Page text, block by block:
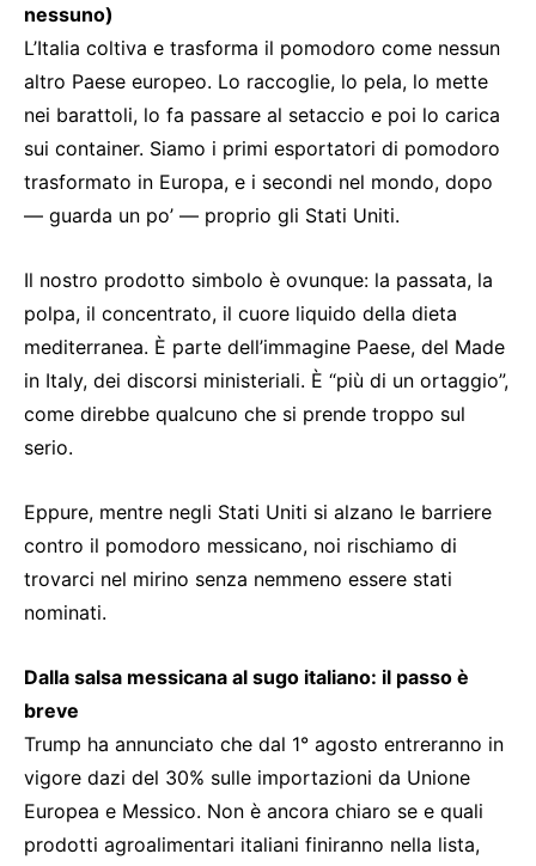
nessuno)
L’Italia coltiva e trasforma il pomodoro come nessun
altro Paese europeo. Lo raccoglie, lo pela, lo mette
nei barattoli, lo fa passare al setaccio e poi lo carica
sui container. Siamo i primi esportatori di pomodoro
trasformato in Europa, e i secondi nel mondo, dopo
— guarda un po’ — proprio gli Stati Uniti.
Il nostro prodotto simbolo è ovunque: la passata, la
polpa, il concentrato, il cuore liquido della dieta
mediterranea. È parte dell’immagine Paese, del Made
in Italy, dei discorsi ministeriali. È “più di un ortaggio”,
come direbbe qualcuno che si prende troppo sul
serio.
Eppure, mentre negli Stati Uniti si alzano le barriere
contro il pomodoro messicano, noi rischiamo di
trovarci nel mirino senza nemmeno essere stati
nominati.
Dalla salsa messicana al sugo italiano: il passo è
breve
Trump ha annunciato che dal 1° agosto entreranno in
vigore dazi del 30% sulle importazioni da Unione
Europea e Messico. Non è ancora chiaro se e quali
prodotti agroalimentari italiani finiranno nella lista,